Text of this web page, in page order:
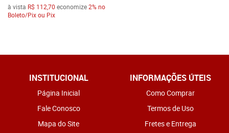
à vista R$ 112,70 economize2%no
Boleto/Pix ou Pix
INSTITUCIONAL
Página Inicial
Fale Conosco
Mapa do Site
INFORMAÇÕES ÚTEIS
Como Comprar
Termos de Uso
Fretes e Entrega